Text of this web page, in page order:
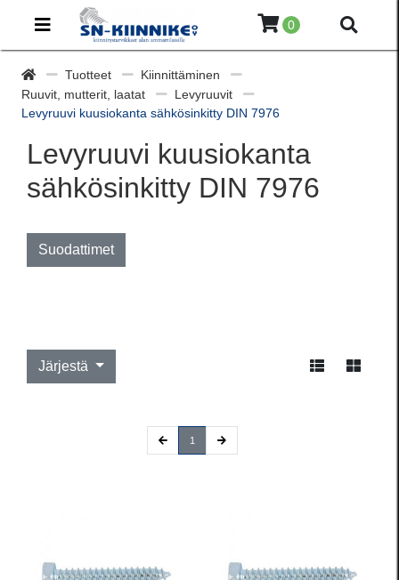
0
Tuotteet
Kiinnittäminen
Ruuvit, mutterit, laatat
Levyruuvit
Levyruuvi kuusiokanta sähkösinkitty DIN 7976
Levyruuvi kuusiokanta
sähkösinkitty DIN 7976
Suodattimet
Järjestä
1 (current)